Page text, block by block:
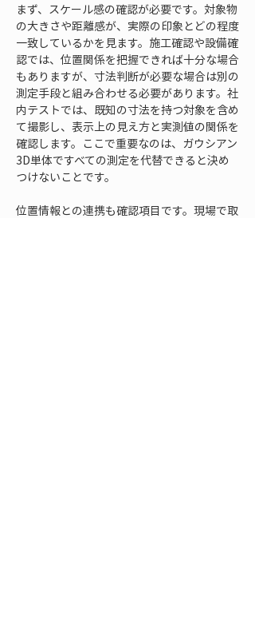
まず、スケール感の確認が必要です。対象物
の大きさや距離感が、実際の印象とどの程度
一致しているかを見ます。施工確認や設備確
認では、位置関係を把握できれば十分な場合
もありますが、寸法判断が必要な場合は別の
測定手段と組み合わせる必要があります。社
内テストでは、既知の寸法を持つ対象を含め
て撮影し、表示上の見え方と実測値の関係を
確認します。ここで重要なのは、ガウシアン
3D単体ですべての測定を代替できると決め
つけないことです。
位置情報との連携も確認項目です。現場で取